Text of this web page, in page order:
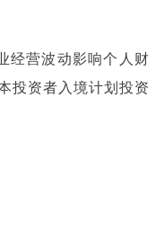
经营波动影响个人财
投资者入境计划投资